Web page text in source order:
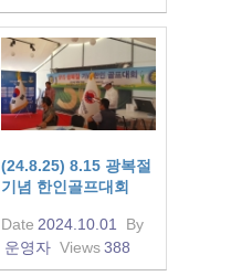
(24.8.25) 8.15 광복절
기념 한인골프대회
Date 2024.10.01
By
운영자 Views388